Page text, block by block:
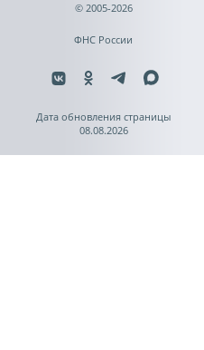
© 2005-2026
ФНС России
Дата обновления страницы
08.08.2026